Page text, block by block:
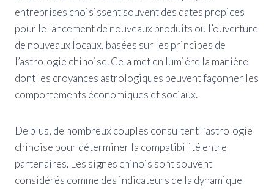
entreprises choisissent souvent des dates propices
pour le lancement de nouveaux produits ou l’ouverture
de nouveaux locaux, basées sur les principes de
l’astrologie chinoise. Cela met en lumière la manière
dont les croyances astrologiques peuvent façonner les
comportements économiques et sociaux.
De plus, de nombreux couples consultent l’astrologie
chinoise pour déterminer la compatibilité entre
partenaires. Les signes chinois sont souvent
considérés comme des indicateurs de la dynamique